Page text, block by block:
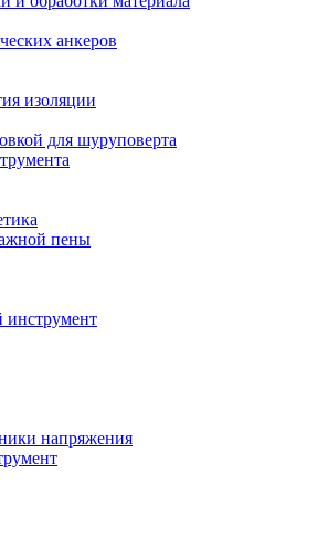
анкеров
изоляции
для шуруповерта
пены
напряжения